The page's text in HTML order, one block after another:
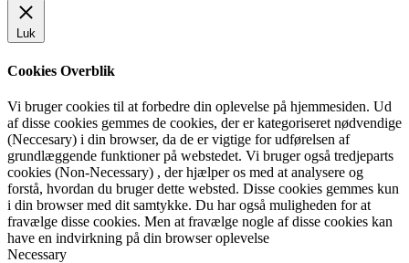
Luk
Cookies Overblik
Vi bruger cookies til at forbedre din oplevelse på hjemmesiden. Ud
af disse cookies gemmes de cookies, der er kategoriseret nødvendige
(Neccesary) i din browser, da de er vigtige for udførelsen af
grundlæggende funktioner på webstedet. Vi bruger også tredjeparts
cookies (Non-Necessary) , der hjælper os med at analysere og
forstå, hvordan du bruger dette websted. Disse cookies gemmes kun
i din browser med dit samtykke. Du har også muligheden for at
fravælge disse cookies. Men at fravælge nogle af disse cookies kan
have en indvirkning på din browser oplevelse
Necessary